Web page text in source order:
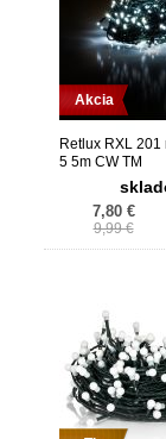
Akcia
Retlux RXL
5 5m CW TM
7,80 €
9,99 €